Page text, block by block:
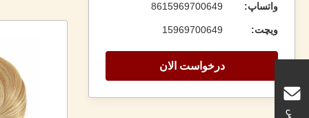
واتساپ: 8615969700649
ویچت: 15969700649
درخواست الان